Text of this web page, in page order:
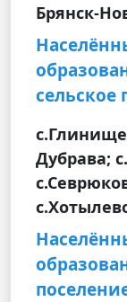
Брянск-
сельское
Дубрава;